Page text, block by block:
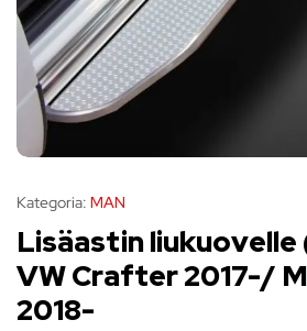
Kategoria: MAN
Lisäastin liukuovelle
VW Crafter 2017-/
2018-